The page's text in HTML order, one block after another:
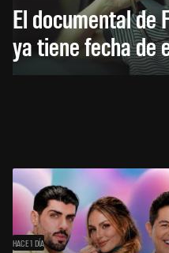
El documental de
ya tiene fecha de
HACE 1 DÍA